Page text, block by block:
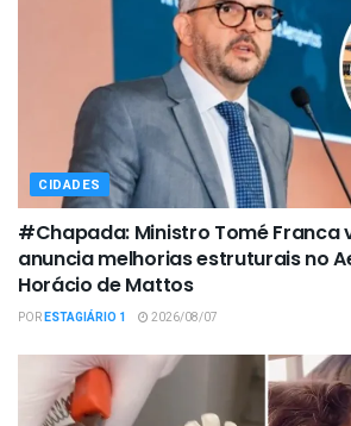
CIDADES
#Chapada: Ministro Tomé Franca
anuncia melhorias estruturais no
Horácio de Mattos
PORESTAGIÁRIO 1 2026/08/07